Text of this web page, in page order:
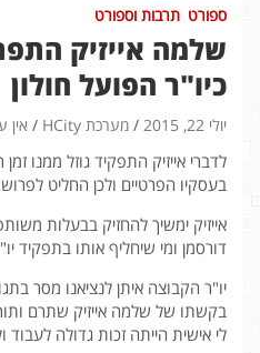
ספורט תרבות וספורט
שלמה אייזיק
כיו"ר הפועל חולון
יולי 22, 2015 מערכת HCity אין
לדברי אייזיק התפקיד גוזל ממנו
בעסקיו הפרטיים ולכן החליט
אייזיק ימשיך להחזיק בבעלות
דורסמן ומי שיחליף אותו בתפקיד
יו"ר הקבוצה איתן לנציאנו מסר
בקשתו של שלמה אייזיק שתרם
לי אישית הייתה זכות גדולה לעבוד